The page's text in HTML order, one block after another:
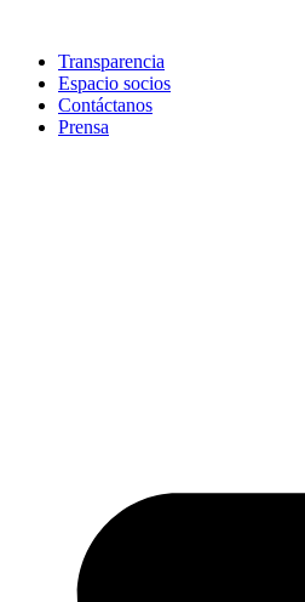
contentTransparencia
Espacio socios
Contáctanos
Prensa